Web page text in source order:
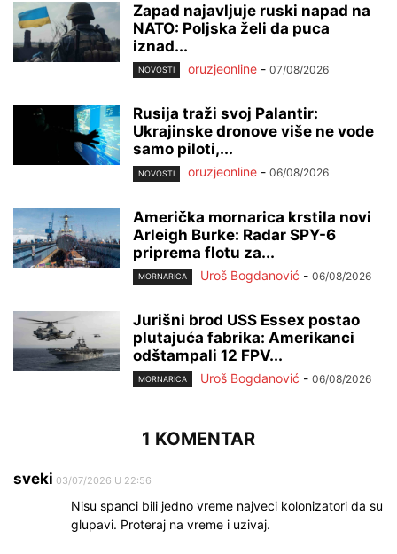
Zapad najavljuje ruski napad na
NATO: Poljska želi da puca
iznad...
NOVOSTI oruzjeonline - 07/08/2026
Rusija traži svoj Palantir:
Ukrajinske dronove više ne vode
samo piloti,...
NOVOSTI oruzjeonline - 06/08/2026
Američka mornarica krstila novi
Arleigh Burke: Radar SPY-6
priprema flotu za...
MORNARICA Uroš Bogdanović - 06/08/2026
Jurišni brod USS Essex postao
plutajuća fabrika: Amerikanci
odštampali 12 FPV...
MORNARICA Uroš Bogdanović - 06/08/2026
1 KOMENTAR
sveki 03/07/2026 U 22:56
Nisu spanci bili jedno vreme najveci kolonizatori da su
glupavi. Proteraj na vreme i uzivaj.